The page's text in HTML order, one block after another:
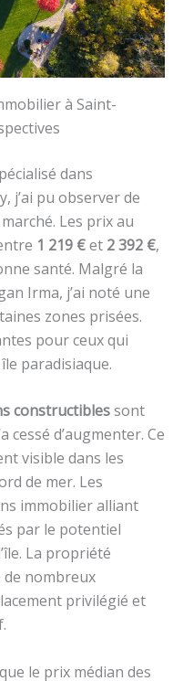
à Saint-
dans
j’ai pu observer de
Les prix au
1 219 €et 2 392 €,
santé. Malgré la
Irma, j’ai noté une
zones prisées.
pour ceux qui
paradisiaque.
constructiblessont
cessé d’augmenter. Ce
visible dans les
de mer. Les
immobilier alliant
par le potentiel
La propriété
de nombreux
privilégié et
le prix médian des